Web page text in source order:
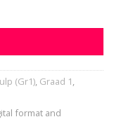
quantity
(Gr1), Graad 1,
format and